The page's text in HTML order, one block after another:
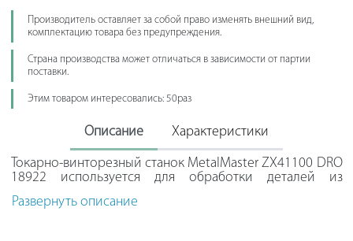
Производитель оставляет за собой право изменять внешний вид,
комплектацию товара без предупреждения.
Страна производства может отличаться в зависимости от партии
поставки.
Этим товаром интересовались: 50раз
Описание Характеристики
Токарно-винторезный станок MetalMaster ZX41100 DRO
18922 используется для обработки деталей из
конструкционных материалов (сталь, чугун, сплавы
цветных металлов). В качестве дополнительных
Развернуть описание